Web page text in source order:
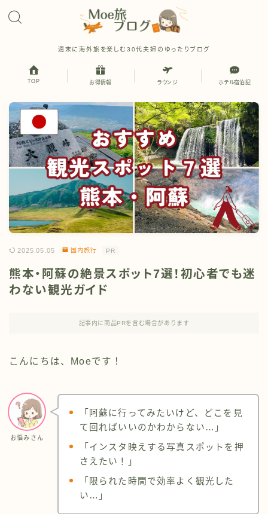
週末に海外旅を楽しむ30代夫婦のゆったりブログ
TOP お得情報 ラウンジ ホテル宿泊記
2025.05.05 国内旅行 PR
熊本・阿蘇の絶景スポット7選！初心者でも迷
わない観光ガイド
記事内に商品PRを含む場合があります
こんにちは、Moeです！
お悩みさん
「阿蘇に行ってみたいけど、どこを見
て回ればいいのかわからない…」
「インスタ映えする写真スポットを押
さえたい！」
「限られた時間で効率よく観光した
い…」